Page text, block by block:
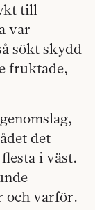
till
var
sökt skydd
fruktade,
det
i väst.
och varför.